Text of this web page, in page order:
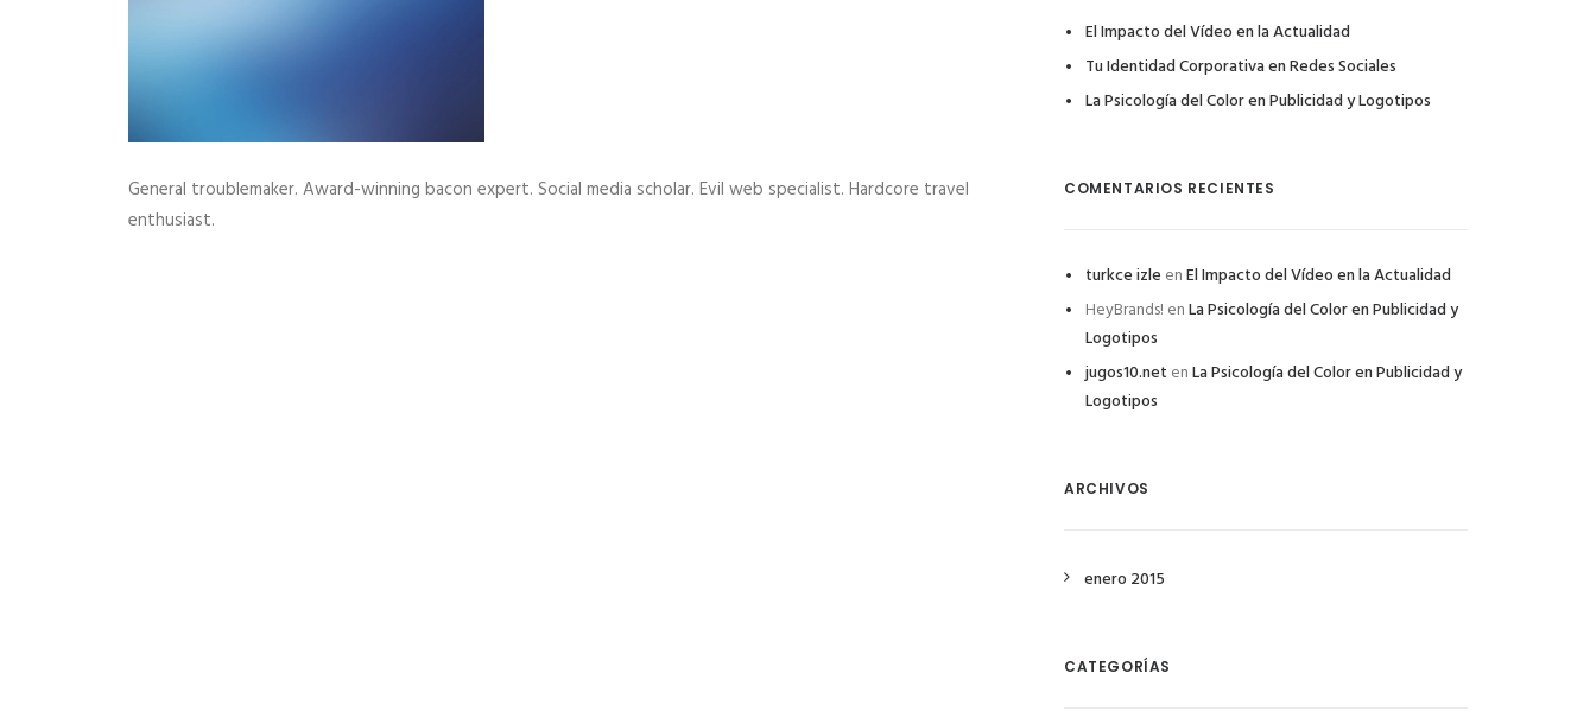
General troublemaker. Award-winning bacon expert. Social media scholar. Evil web specialist. Hardcore travel
enthusiast.
El Impacto del Vídeo en la Actualidad
Tu Identidad Corporativa en Redes Sociales
La Psicología del Color en Publicidad y Logotipos
COMENTARIOS RECIENTES
turkce izle enEl Impacto del Vídeo en la Actualidad
HeyBrands! enLa Psicología del Color en Publicidad y
Logotipos
jugos10.net enLa Psicología del Color en Publicidad y
Logotipos
ARCHIVOS
enero 2015
CATEGORÍAS